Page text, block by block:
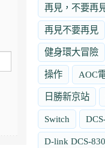
再見，不要再
再見不要再見
健身環大冒險
操作 AOC
日勝新京站
Switch
D-link DCS-